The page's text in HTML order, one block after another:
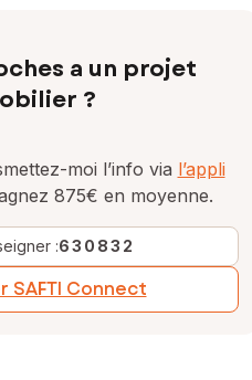
a un projet
?
moi l’info via l’appli
875€ en moyenne.
:630832
SAFTI Connect